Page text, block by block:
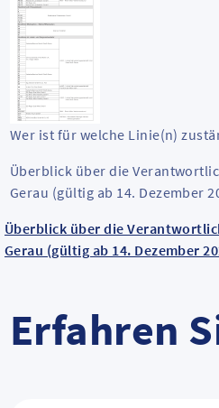
Wer ist für welche Linie(n)
Überblick über die
Gerau (gültig ab 14. Dezember
Überblick über die
Gerau (gültig ab 14. Dezember
Erfahren